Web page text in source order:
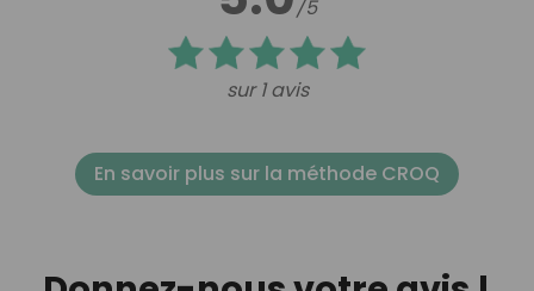
/5
sur 1 avis
En savoir plus sur la méthode CROQ